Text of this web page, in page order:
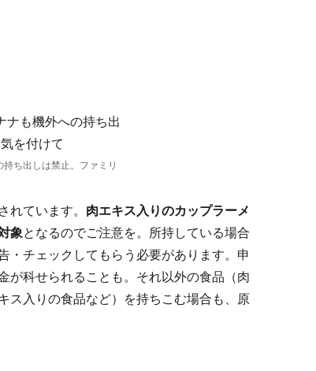
ち出しは禁止。ファミリ
れています。 肉エキス入りのカップラーメ
象となるのでご注意を。所持している場合
・チェックしてもらう必要があります。申
が科せられることも。それ以外の食品（肉
ス入りの食品など）を持ちこむ場合も、原